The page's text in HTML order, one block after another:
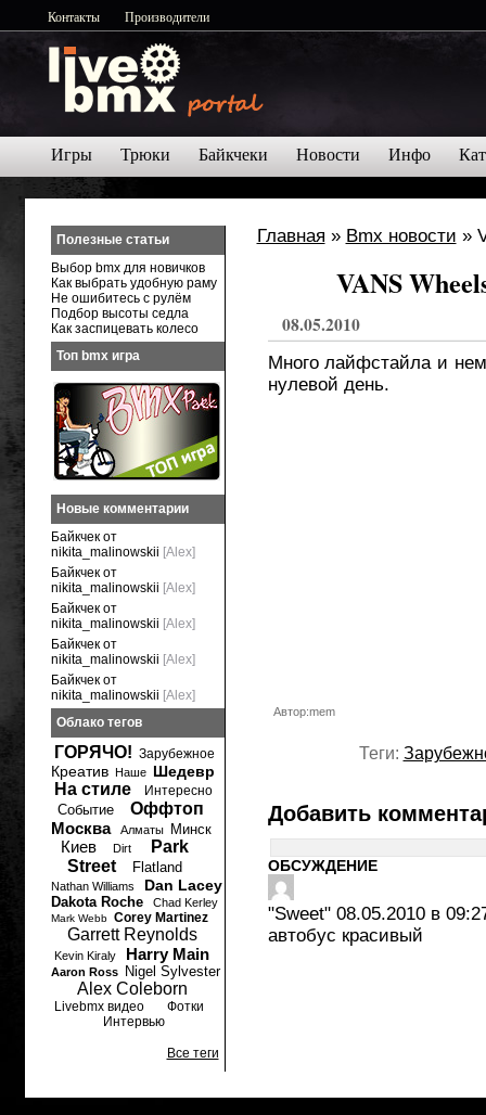
Контакты Производители
Игры Трюки Байкчеки Новости Инфо
Главная » Bmx новости »
VANS
08.05.2010
Много лайфстайла и
нулевой день.
Автор:mem
Теги:
Добавить
ОБСУЖДЕНИЕ
"Sweet" 08.05.2010 в
автобус красивый
Полезные статьи
Выбор bmx для новичков
Как выбрать удобную раму
Не ошибитесь с рулём
Подбор высоты седла
Как заспицевать колесо
Топ bmx игра
Новые комментарии
Байкчек от
nikita_malinowskii [Alex]
Байкчек от
nikita_malinowskii [Alex]
Байкчек от
nikita_malinowskii [Alex]
Байкчек от
nikita_malinowskii [Alex]
Байкчек от
nikita_malinowskii [Alex]
Облако тегов
ГОРЯЧО! Зарубежное
Креатив Наше Шедевр
На стиле Интересно
Событие
Оффтоп
Москва
Алматы Минск
Киев Dirt
Park
Street
Flatland
Nathan Williams Dan Lacey
Dakota Roche Chad Kerley
Mark Webb Corey Martinez
Garrett Reynolds
Kevin Kiraly Harry Main
Aaron Ross Nigel Sylvester
Alex Coleborn
Livebmx видео
Фотки
Интервью
Все теги